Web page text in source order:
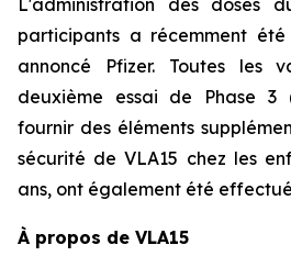
participants a récemment été
annoncé Pfizer. Toutes les
deuxième essai de Phase 3
fournir des éléments
sécurité de VLA15 chez les
ans, ont également été
À propos de VLA15